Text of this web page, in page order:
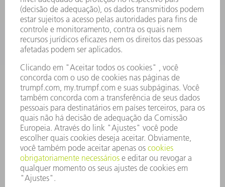
EMPRESA
CARREIRA
OFERTAS DE EMPREGO
PERFIL DA EMPRESA
CONSELHO DE ADMINISTRAÇÃO
RELATÓRIO FINANCEIRO ANUAL
PRINCÍPIOS EMPRESARIAIS
COMPLIANCE
SISTEMA DE DENÚNCIAS
SEGURANÇA
COMUNICADOS À IMPRENSA
REVISTAS
SUSTENTABILIDADE
MEIO AMBIENTE E CLIMA
SOCIAL E CORPORATIVO
ADMINISTRAÇÃO EMPRESARIAL